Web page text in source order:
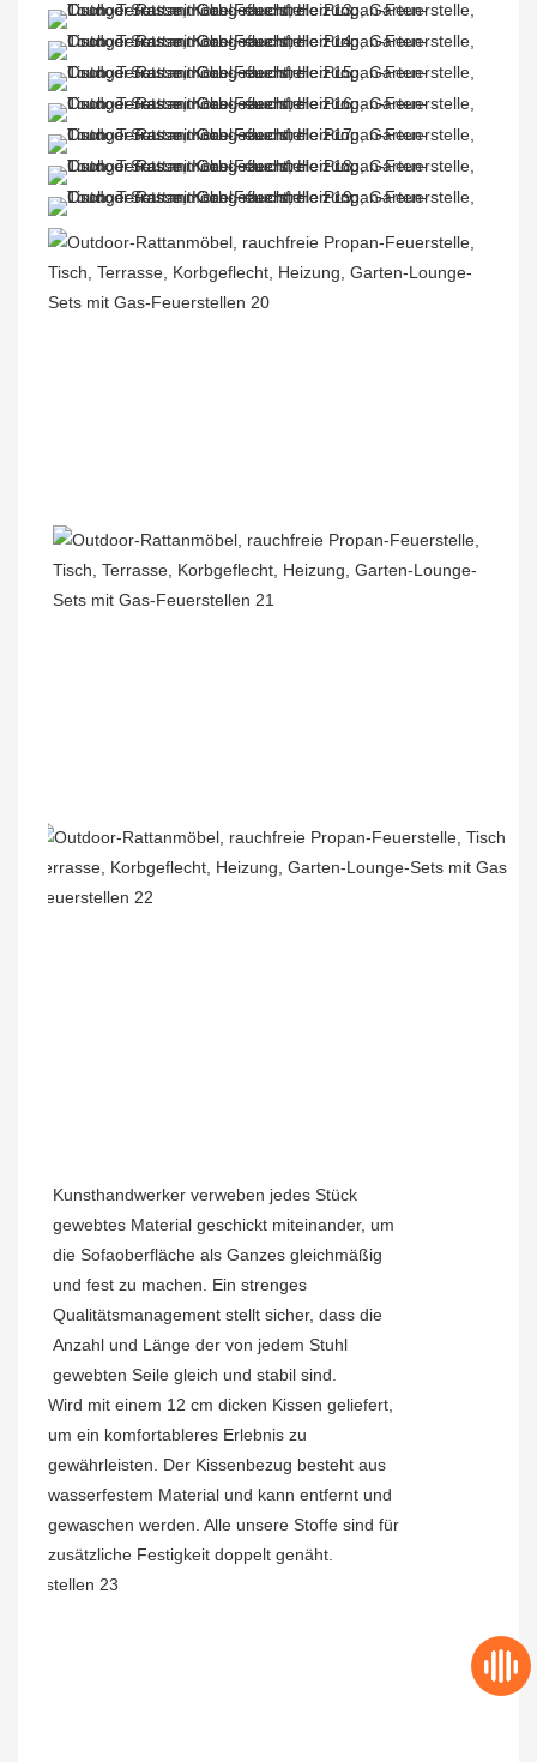
Kunsthandwerker verweben jedes Stück
gewebtes Material geschickt miteinander, um
die Sofaoberfläche als Ganzes gleichmäßig
und fest zu machen. Ein strenges
Qualitätsmanagement stellt sicher, dass die
Anzahl und Länge der von jedem Stuhl
gewebten Seile gleich und stabil sind.
Wird mit einem 12 cm dicken Kissen geliefert,
um ein komfortableres Erlebnis zu
gewährleisten. Der Kissenbezug besteht aus
wasserfestem Material und kann entfernt und
gewaschen werden. Alle unsere Stoffe sind für
zusätzliche Festigkeit doppelt genäht.